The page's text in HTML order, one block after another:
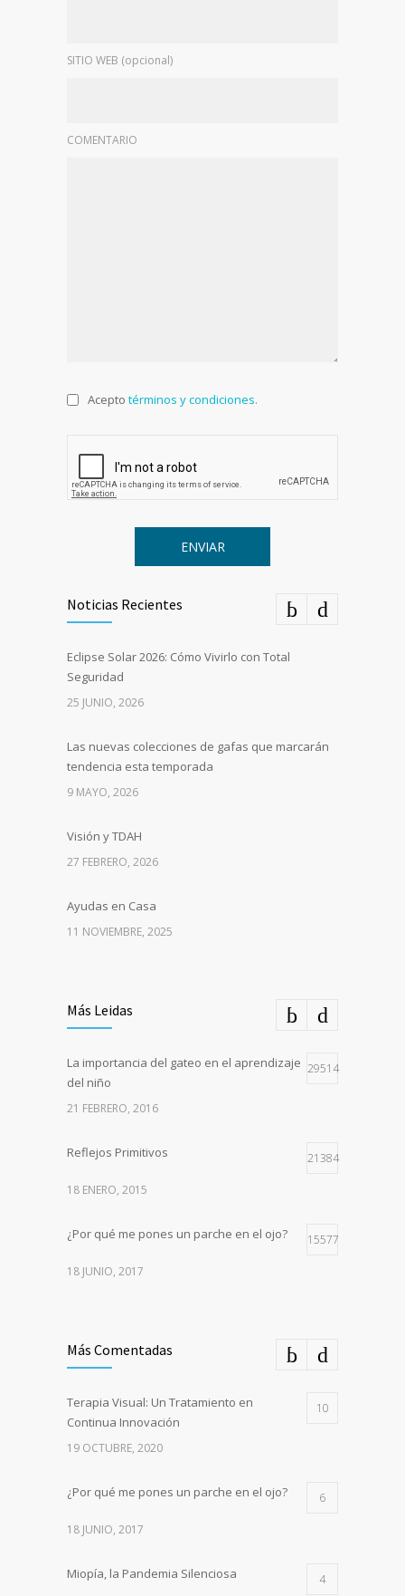
SITIO WEB (opcional)
COMENTARIO
Acepto términos y condiciones.
Noticias Recientes
Eclipse Solar 2026: Cómo Vivirlo con Total
Seguridad
25 JUNIO, 2026
Las nuevas colecciones de gafas que marcarán
tendencia esta temporada
9 MAYO, 2026
Visión y TDAH
27 FEBRERO, 2026
Ayudas en Casa
11 NOVIEMBRE, 2025
Más Leidas
La importancia del gateo en el aprendizaje
del niño
29514
21 FEBRERO, 2016
Reflejos Primitivos 21384
18 ENERO, 2015
¿Por qué me pones un parche en el ojo? 15577
18 JUNIO, 2017
Más Comentadas
Terapia Visual: Un Tratamiento en
Continua Innovación
10
19 OCTUBRE, 2020
¿Por qué me pones un parche en el ojo? 6
18 JUNIO, 2017
Miopía, la Pandemia Silenciosa 4